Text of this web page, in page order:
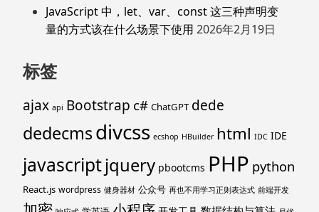
JavaScript 中，let、var、const 这三种声明变
量的方式该在什么场景下使用 2026年2月19日
标签
ajax api Bootstrap c# ChatGPT dede
dedecmsdivcss ecshop HBuilder html IDC IDE
javascriptjquery pbootcms PHP python
React.js wordpress 健身器材 公众号 再也不用学习正则表达式 前端开发